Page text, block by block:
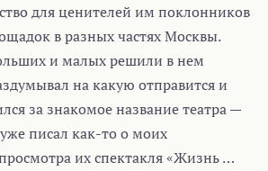
для ценителей им поклонников
в разных частях Москвы.
и малых решили в нем
на какую отправится и
за знакомое название театра —
писал как-то о моих
их спектакля «Жизнь …